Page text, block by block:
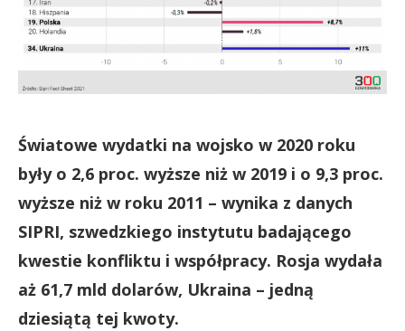
Światowe wydatki na wojsko w 2020 roku
były o 2,6 proc. wyższe niż w 2019 i o 9,3 proc.
wyższe niż w roku 2011 – wynika z danych
SIPRI, szwedzkiego instytutu badającego
kwestie konfliktu i współpracy. Rosja wydała
aż 61,7 mld dolarów, Ukraina – jedną
dziesiątą tej kwoty.